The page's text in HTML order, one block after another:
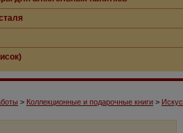
> Коллекционные и подарочные книги >